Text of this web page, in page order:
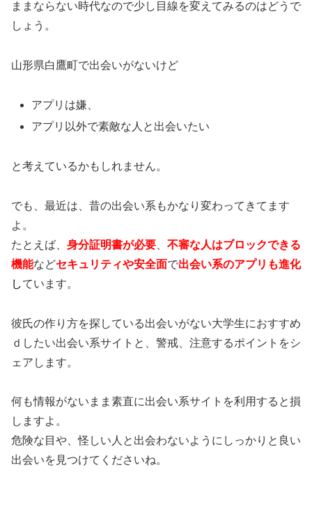
ままならない時代なので少し目線を変えてみるのはどうで
しょう。
山形県白鷹町で出会いがないけど
アプリは嫌、
アプリ以外で素敵な人と出会いたい
と考えているかもしれません。
でも、最近は、昔の出会い系もかなり変わってきてます
よ。
たとえば、 身分証明書が必要
不審な人はブロックできる
機能などセキュリティや安全面で出会い系のアプリも進化
しています。
彼氏の作り方を探している出会いがない大学生におすすめ
ｄしたい出会い系サイトと、警戒、注意するポイントをシ
ェアします。
何も情報がないまま素直に出会い系サイトを利用すると損
しますよ。
危険な目や、怪しい人と出会わないようにしっかりと良い
出会いを見つけてくださいね。